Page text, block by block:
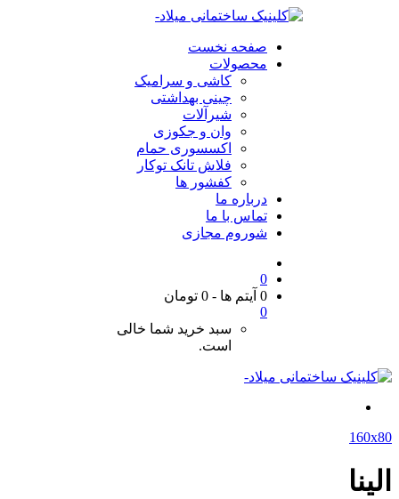
صفحه نخست
محصولات
کاشی و سرامیک
چینی بهداشتی
شیرآلات
وان و جکوزی
اکسسوری حمام
فلاش تانک توکار
کفشور ها
درباره ما
تماس با ما
شوروم مجازی
0
0 آیتم ها
-
0 تومان
0
سبد خرید شما خالی
است.
160x80
الینا